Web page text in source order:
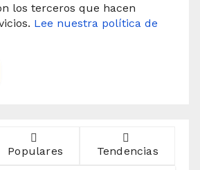
los terceros que hacen
Lee nuestra política de
Populares Tendencias